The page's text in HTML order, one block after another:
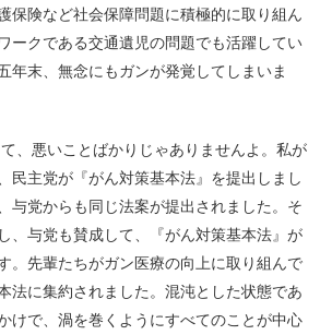
保険など社会保障問題に積極的に取り組ん
ークである交通遺児の問題でも活躍してい
年末、無念にもガンが発覚してしまいま
、悪いことばかりじゃありませんよ。私が
民主党が『がん対策基本法』を提出しまし
与党からも同じ法案が提出されました。そ
、与党も賛成して、『がん対策基本法』が
。先輩たちがガン医療の向上に取り組んで
法に集約されました。混沌とした状態であ
けで、渦を巻くようにすべてのことが中心